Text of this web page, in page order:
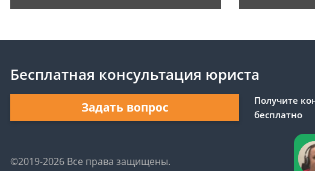
Бесплатная консультация юриста
Задать вопрос
Получите
бесплатно
©2019-2026 Все права защищены.